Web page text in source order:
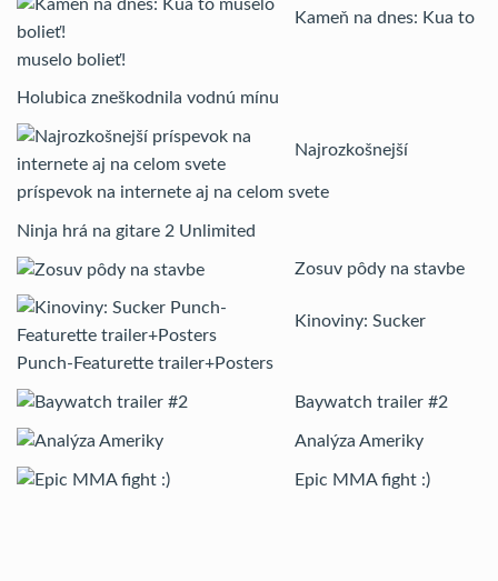
Kameň na dnes: Kua to
muselo bolieť!
Holubica zneškodnila vodnú mínu
Najrozkošnejší
príspevok na internete aj na celom svete
Ninja hrá na gitare 2 Unlimited
Zosuv pôdy na stavbe
Kinoviny: Sucker
Punch-Featurette trailer+Posters
Baywatch trailer #2
Analýza Ameriky
Epic MMA fight :)